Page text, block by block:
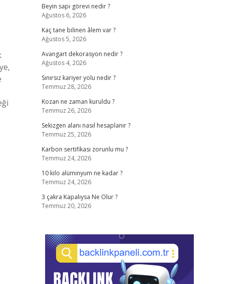
Beyin sapı görevi nedir ?
Ağustos 6, 2026
Kaç tane bilinen âlem var ?
Ağustos 5, 2026
Avangart dekorasyon nedir ?
Ağustos 4, 2026
Sınırsız kariyer yolu nedir ?
Temmuz 28, 2026
Kozan ne zaman kuruldu ?
Temmuz 26, 2026
Sekizgen alanı nasıl hesaplanır ?
Temmuz 25, 2026
Karbon sertifikası zorunlu mu ?
Temmuz 24, 2026
10 kilo alüminyum ne kadar ?
Temmuz 24, 2026
3 çakra Kapalıysa Ne Olur ?
Temmuz 20, 2026